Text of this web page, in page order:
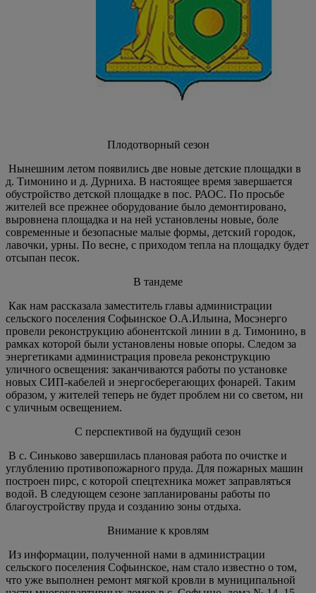
Плодотворный сезон
Нынешним летом появились две новые детские площадки в
д. Тимонино и д. Дурниха. В настоящее время завершается
обустройство детской площадке в пос. РАОС. По просьбе
жителей все прежнее оборудование было демонтировано,
выровнена площадка и на ней установлены новые, боле
современные и безопасные малые формы, детский городок,
лавочки, урны. По весне, с приходом тепла на площадку будет
отсыпан песок.
В тандеме
Как нам рассказала заместитель главы администрации
сельского поселения Софьинское О.А.Ильина, Мосэнерго
провели реконструкцию абонентской линии в д. Тимонино, в
рамках которой были установлены новые опоры. Следом за
энергетиками администрация провела реконструкцию
уличного освещения: заканчиваются работы по установке
новых СИП-кабелей и энергосберегающих фонарей. Таким
образом, у жителей теперь не будет проблем ни со светом, ни
с уличным освещением.
С перспективой на будущий сезон
В с. Синьково завершилась плановая работа по очистке и
углублению противопожарного пруда. Для пожарных машин
построен пирс, с которой спецтехника может заправляться
водой. В следующем сезоне запланированы работы по
благоустройству пруда и созданию зоны отдыха.
Внимание к кровлям
Из информации, полученной нами в администрации
сельского поселения Софьинское, нам стало известно о том,
что уже выполнен ремонт мягкой кровли в муниципальной